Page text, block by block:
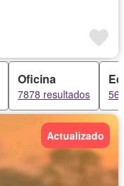
Oficina
7878 resultados
Actualizado